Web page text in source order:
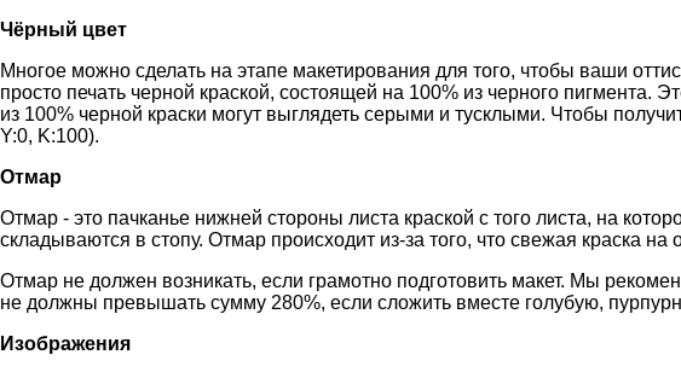
Чёрный цвет
Многое можно сделать на этапе макетирования для того, чтобы ваши
просто печать черной краской, состоящей на 100% из черного пигмента.
из 100% черной краски могут выглядеть серыми и тусклыми. Чтобы
Y:0, K:100).
Отмар
Отмар - это пачканье нижней стороны листа краской с того листа, на
складываются в стопу. Отмар происходит из-за того, что свежая краска
Отмар не должен возникать, если грамотно подготовить макет. Мы
не должны превышать сумму 280%, если сложить вместе голубую,
Изображения